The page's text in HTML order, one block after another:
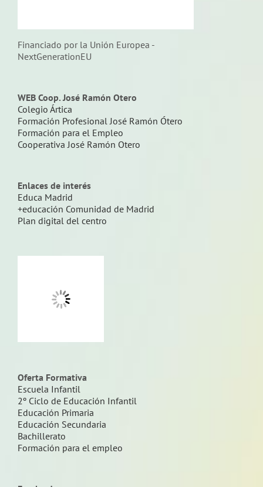
Financiado por la Unión Europea -
NextGenerationEU
WEB Coop. José Ramón Otero
Colegio Ártica
Formación Profesional José Ramón Ótero
Formación para el Empleo
Cooperativa José Ramón Otero
Enlaces de interés
Educa Madrid
+educación Comunidad de Madrid
Plan digital del centro
Oferta Formativa
Escuela Infantil
2º Ciclo de Educación Infantil
Educación Primaria
Educación Secundaria
Bachillerato
Formación para el empleo